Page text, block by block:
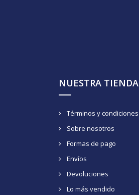
NUESTRA TIENDA
Términos y condiciones
Sobre nosotros
Formas de pago
Envíos
Devoluciones
Lo más vendido